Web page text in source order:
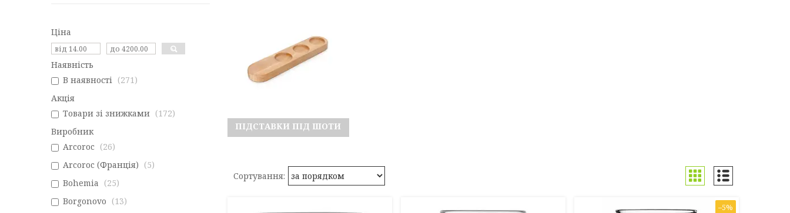
ПІДСТАВКИ ПІД ШОТИ
–5%
Ціна
Наявність
В наявності
271
Акція
Товари зі знижками
172
Виробник
Arcoroc
26
Arcoroc (Франція)
5
Bohemia
25
Borgonovo
13